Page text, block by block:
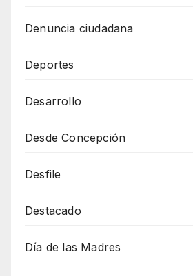
Denuncia ciudadana
Deportes
Desarrollo
Desde Concepción
Desfile
Destacado
Día de las Madres